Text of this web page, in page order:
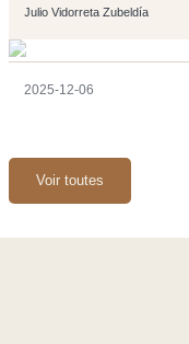
Julio Vidorreta Zubeldía
2025-12-06
Voir toutes